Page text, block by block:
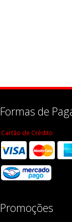
Formas de
Cartão de Crédito
Promoções